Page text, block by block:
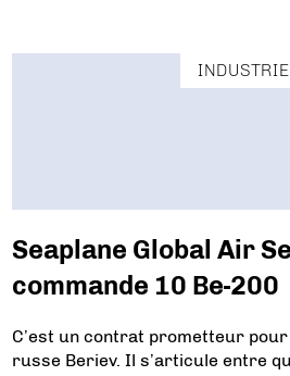
INDUSTRIE
Seaplane Global Air
commande 10 Be-200
C’est un contrat prometteur
russe Beriev. Il s’articule entre